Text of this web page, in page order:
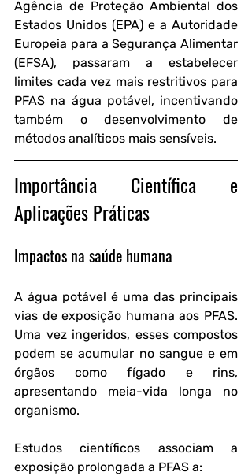
Agência de Proteção Ambiental dos
Estados Unidos (EPA) e a Autoridade
Europeia para a Segurança Alimentar
(EFSA), passaram a estabelecer
limites cada vez mais restritivos para
PFAS na água potável, incentivando
também o desenvolvimento de
métodos analíticos mais sensíveis.
Importância Científica e
Aplicações Práticas
Impactos na saúde humana
A água potável é uma das principais
vias de exposição humana aos PFAS.
Uma vez ingeridos, esses compostos
podem se acumular no sangue e em
órgãos como fígado e rins,
apresentando meia-vida longa no
organismo.
Estudos científicos associam a
exposição prolongada a PFAS a: